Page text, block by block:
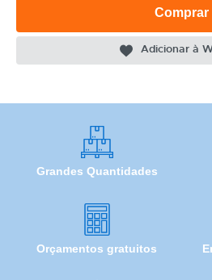
Comprar
Adicionar à
Grandes Quantidades
Orçamentos gratuitos